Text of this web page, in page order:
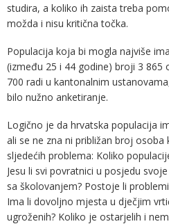
studira, a koliko ih zaista treba
možda i nisu kritična točka.
Populacija koja bi mogla najviše
(između 25 i 44 godine) broji 3 865
700 radi u kantonalnim
bilo nužno anketiranje.
Logično je da hrvatska populacija
ali se ne zna ni približan broj
sljedećih problema: Koliko
Jesu li svi povratnici u posjedu
sa školovanjem? Postoje li
Ima li dovoljno mjesta u dječjim
ugroženih? Koliko je ostarjelih i